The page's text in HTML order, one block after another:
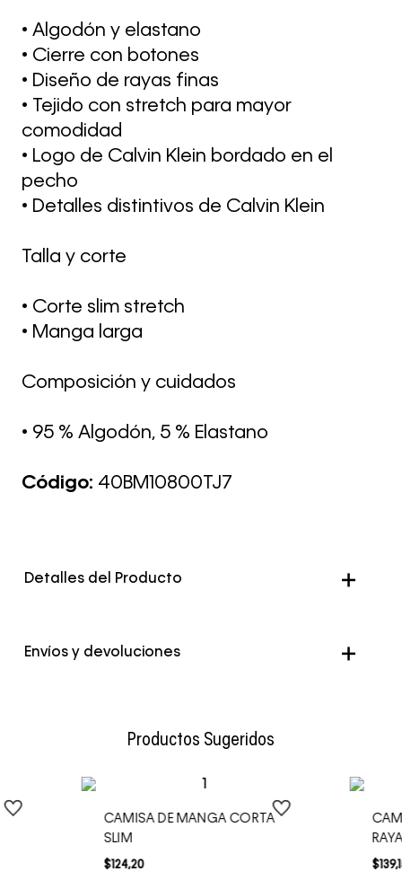
• Algodón y elastano
• Cierre con botones
• Diseño de rayas finas
• Tejido con stretch para mayor
comodidad
• Logo de Calvin Klein bordado en el
pecho
• Detalles distintivos de Calvin Klein
Talla y corte
• Corte slim stretch
• Manga larga
Composición y cuidados
• 95 % Algodón, 5 % Elastano
Código: 40BM10800TJ7
Detalles del Producto
Color Verde
Envíos y devoluciones
Productos Sugeridos
CAMISA DE MANGA CORTA
SLIM
$124,20 $139,